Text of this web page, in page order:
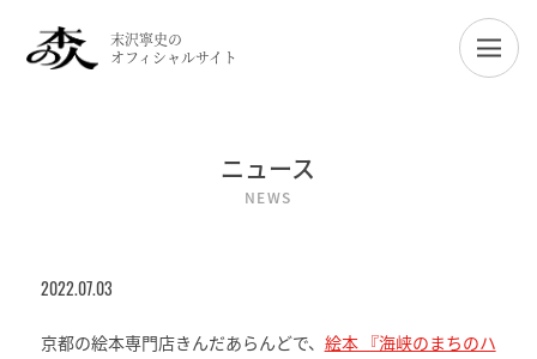
末沢寧史の
オフィシャルサイト
ニュース
NEWS
2022.07.03
京都の絵本専門店きんだあらんどで、 絵本 『海峡のまちのハ